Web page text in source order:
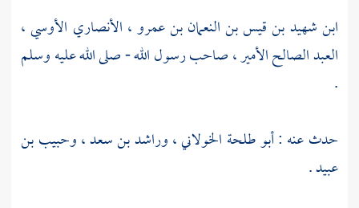
ابن شهيد بن قيس بن النعمان بن عمرو ، الأنصاري الأوسي ،
العبد الصالح الأمير ، صاحب رسول الله - صلى الله عليه وسلم
.
حدث عنه :أبو طلحة الخولاني،وراشد بن سعد،وحبيب بن
عبيد.